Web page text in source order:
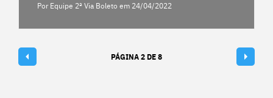
Por Equipe 2ª Via Boleto em 24/04/2022
PÁGINA 2 DE 8